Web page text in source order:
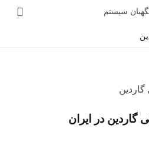
گاردین
گاردین در ایران